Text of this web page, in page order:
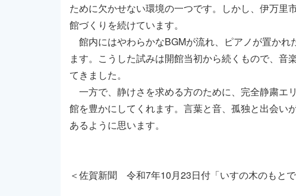
ために欠かせない環境の一つです。しかし、伊万
館づくりを続けています。
館内にはやわらかなBGMが流れ、ピアノが置かれ
ます。こうした試みは開館当初から続くもので、
てきました。
一方で、静けさを求める方のために、完全静粛エ
館を豊かにしてくれます。言葉と音、孤独と出会い
あるように思います。
＜佐賀新聞 令和7年10月23日付「いすの木のもと